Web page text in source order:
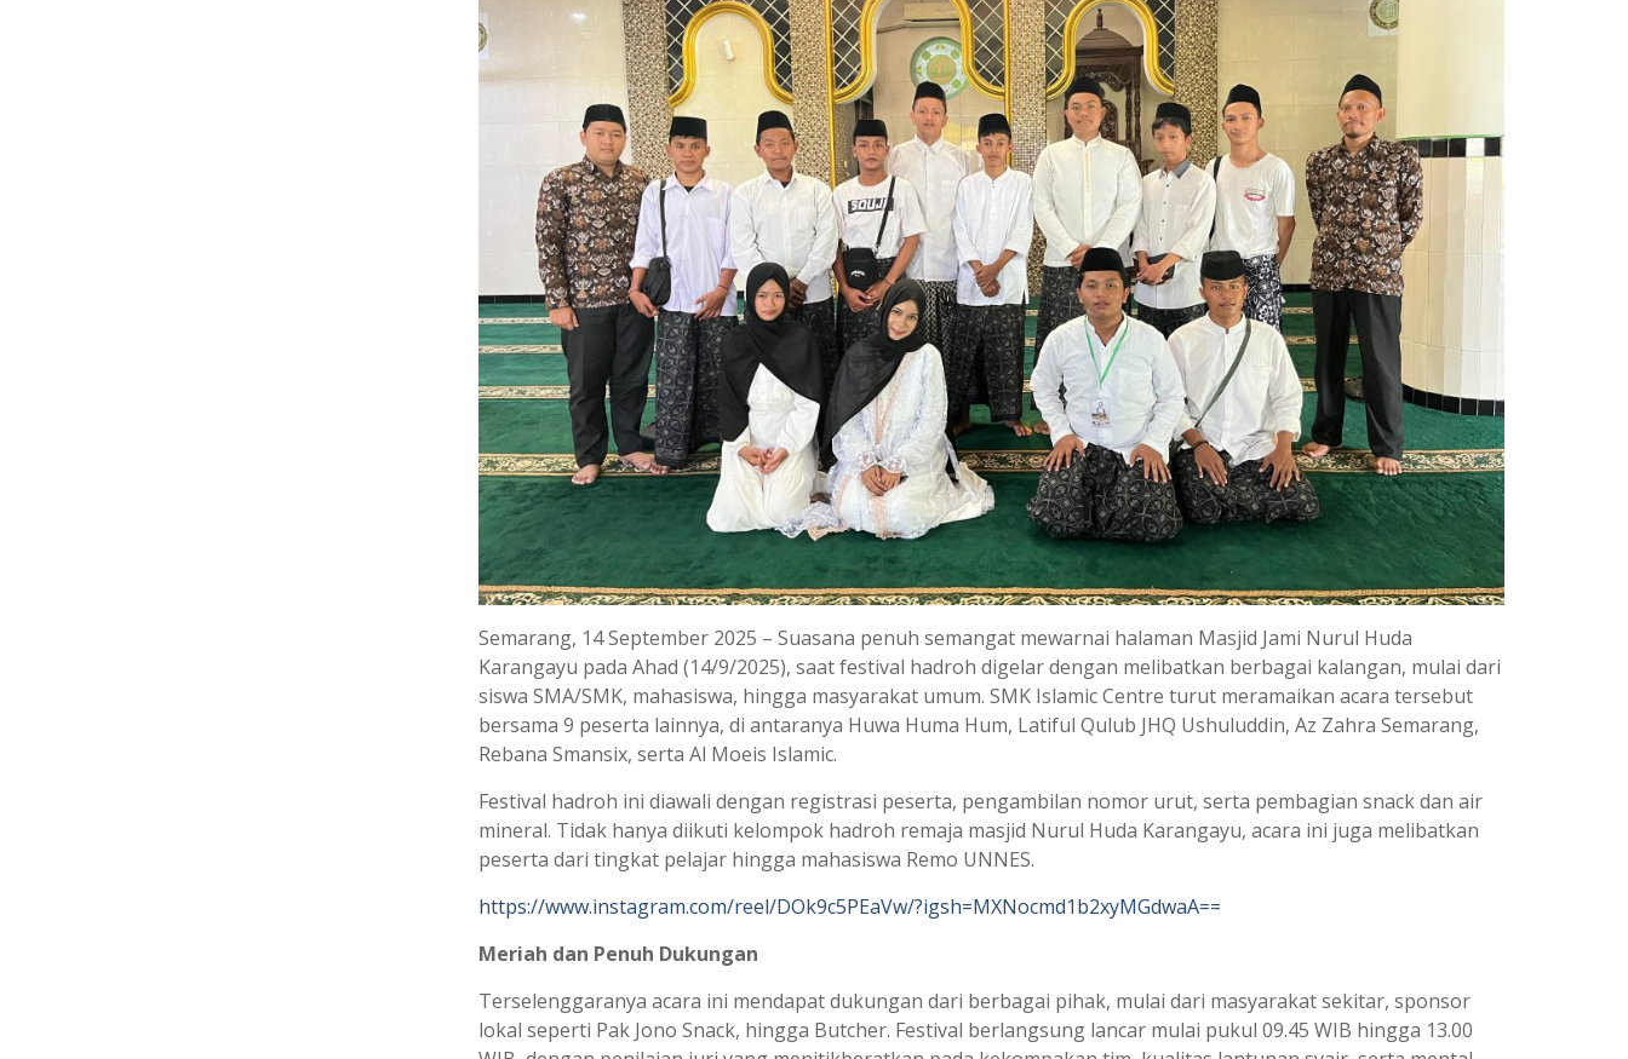
Semarang, 14 September 2025 – Suasana penuh semangat mewarnai halaman Masjid Jami Nurul Huda
Karangayu pada Ahad (14/9/2025), saat festival hadroh digelar dengan melibatkan berbagai kalangan, mulai dari
siswa SMA/SMK, mahasiswa, hingga masyarakat umum. SMK Islamic Centre turut meramaikan acara tersebut
bersama 9 peserta lainnya, di antaranya Huwa Huma Hum, Latiful Qulub JHQ Ushuluddin, Az Zahra Semarang,
Rebana Smansix, serta Al Moeis Islamic.
Festival hadroh ini diawali dengan registrasi peserta, pengambilan nomor urut, serta pembagian snack dan air
mineral. Tidak hanya diikuti kelompok hadroh remaja masjid Nurul Huda Karangayu, acara ini juga melibatkan
peserta dari tingkat pelajar hingga mahasiswa Remo UNNES.
https://www.instagram.com/reel/DOk9c5PEaVw/?igsh=MXNocmd1b2xyMGdwaA==
Meriah dan Penuh Dukungan
Terselenggaranya acara ini mendapat dukungan dari berbagai pihak, mulai dari masyarakat sekitar, sponsor
lokal seperti Pak Jono Snack, hingga Butcher. Festival berlangsung lancar mulai pukul 09.45 WIB hingga 13.00